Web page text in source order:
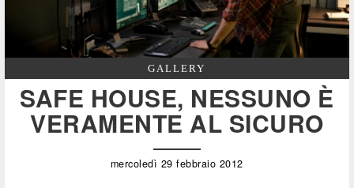
GALLERY
SAFE HOUSE, NESSUNO È
VERAMENTE AL SICURO
mercoledì 29 febbraio 2012